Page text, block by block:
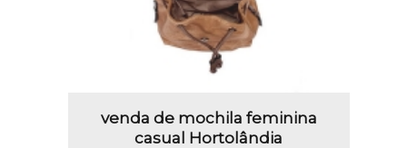
venda de mochila feminina
casual Hortolândia